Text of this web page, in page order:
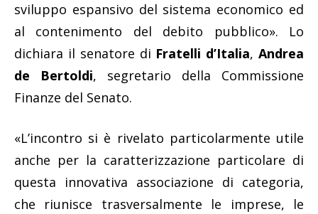
sviluppo espansivo del sistema economico ed
al contenimento del debito pubblico». Lo
dichiara il senatore di Fratelli d’Italia,Andrea
de Bertoldi, segretario della Commissione
Finanze del Senato.
«L’incontro si è rivelato particolarmente utile
anche per la caratterizzazione particolare di
questa innovativa associazione di categoria,
che riunisce trasversalmente le imprese, le